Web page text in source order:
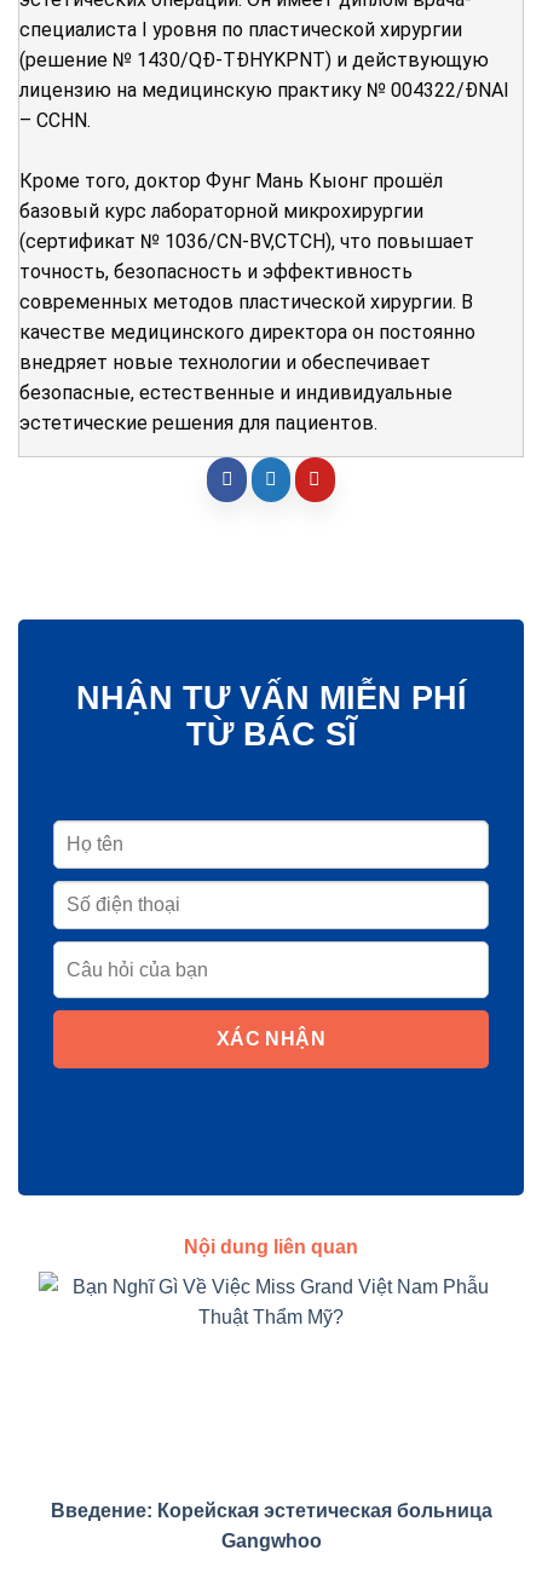
специалиста I уровня по пластической хирургии
(решение № 1430/QĐ-TĐHYKPNT) и действующую
лицензию на медицинскую практику № 004322/ĐNAI
– CCHN.
Кроме того, доктор Фунг Мань Кыонг прошёл
базовый курс лабораторной микрохирургии
(сертификат № 1036/CN-BV,CTCH), что повышает
точность, безопасность и эффективность
современных методов пластической хирургии. В
качестве медицинского директора он постоянно
внедряет новые технологии и обеспечивает
безопасные, естественные и индивидуальные
эстетические решения для пациентов.
NHẬN TƯ VẤN MIỄN PHÍ
TỪ BÁC SĨ
XÁC NHẬN
Nội dung liên quan
Введение: Корейская эстетическая больница
Gangwhoo